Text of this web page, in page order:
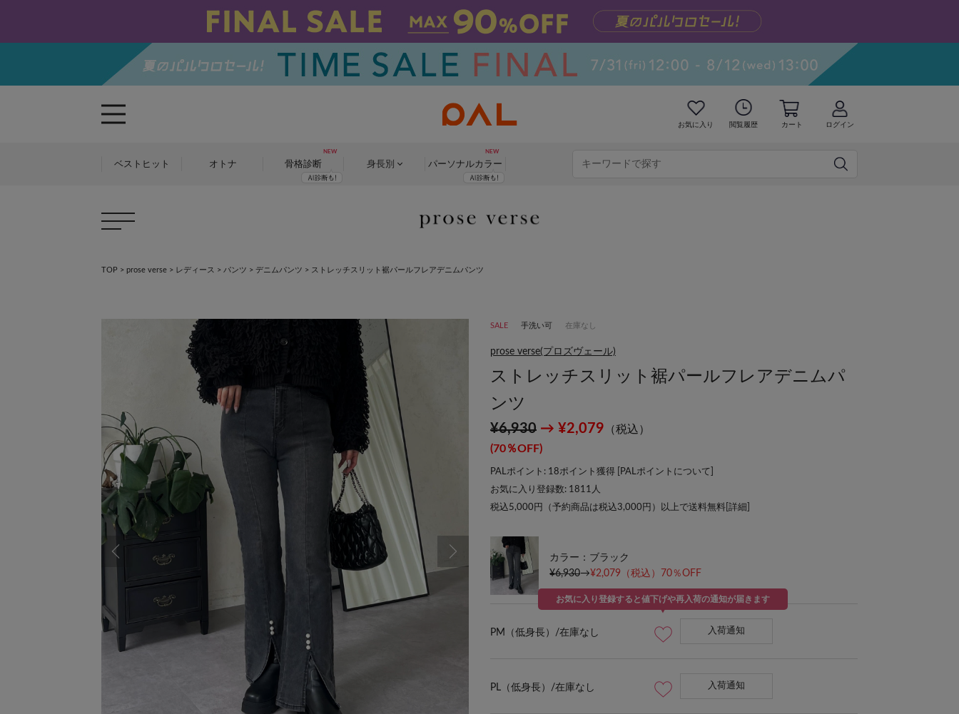
お気に入り 閲覧履歴 カート ログイン
ベストヒット オトナ 骨格診断 身長別 パーソナルカラー
TOP > prose verse > レディース > パンツ > デニムパンツ > ストレッチスリット裾パールフレアデニムパンツ
SALE 手洗い可 在庫なし
prose verse(プロズヴェール)
ストレッチスリット裾パールフレアデニムパ
ンツ
¥6,930 → ¥2,079 （税込）
(70％OFF)
PALポイント: 18ポイント獲得 [ PALポイントについて
お気に入り登録数: 1811 人
税込5,000円（予約商品は税込3,000円）以上で送料無料[ 詳細
カラー：ブラック
¥6,930→¥2,079 （税込）70％OFF
PM（低身長）/在庫なし
お気に入り登録すると値下げや再入荷の通知が届きます
入荷通知
PL（低身長）/在庫なし 入荷通知